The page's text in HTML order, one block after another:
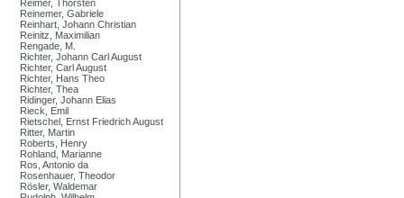
Reimer, Thorsten
Reinemer, Gabriele
Reinhart, Johann Christian
Reinitz, Maximilian
Rengade, M.
Richter, Johann Carl August
Richter, Carl August
Richter, Hans Theo
Richter, Thea
Ridinger, Johann Elias
Rieck, Emil
Rietschel, Ernst Friedrich August
Ritter, Martin
Roberts, Henry
Rohland, Marianne
Ros, Antonio da
Rosenhauer, Theodor
Rösler, Waldemar